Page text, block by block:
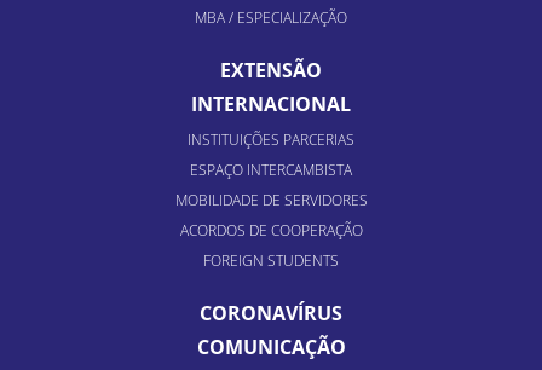
MBA / ESPECIALIZAÇÃO
EXTENSÃO
INTERNACIONAL
INSTITUIÇÕES PARCERIAS
ESPAÇO INTERCAMBISTA
MOBILIDADE DE SERVIDORES
ACORDOS DE COOPERAÇÃO
FOREIGN STUDENTS
CORONAVÍRUS
COMUNICAÇÃO